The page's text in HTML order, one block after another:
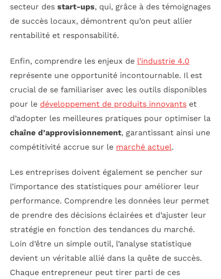
secteur des start-ups, qui, grâce à des témoignages
de succès locaux, démontrent qu’on peut allier
rentabilité et responsabilité.
Enfin, comprendre les enjeux de l’industrie 4.0
représente une opportunité incontournable. Il est
crucial de se familiariser avec les outils disponibles
pour le développement de produits innovants et
d’adopter les meilleures pratiques pour optimiser la
chaîne d’approvisionnement, garantissant ainsi une
compétitivité accrue sur le marché actuel.
Les entreprises doivent également se pencher sur
l’importance des statistiques pour améliorer leur
performance. Comprendre les données leur permet
de prendre des décisions éclairées et d’ajuster leur
stratégie en fonction des tendances du marché.
Loin d’être un simple outil, l’analyse statistique
devient un véritable allié dans la quête de succès.
Chaque entrepreneur peut tirer parti de ces